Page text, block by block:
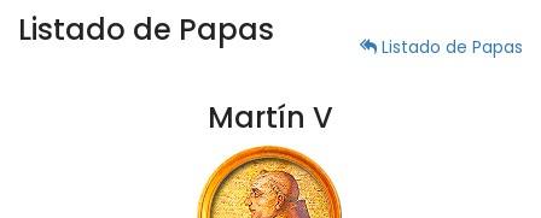
Listado de Papas Listado de Papas
Martín V